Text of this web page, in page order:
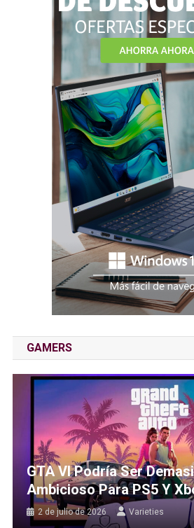
GAMERS
GTA VI Podría Ser
Ambicioso Para PS5 Y
2 de julio de 2026 Varieties